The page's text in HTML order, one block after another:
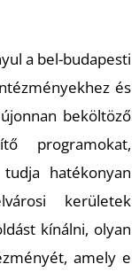
a bel-budapesti
és
beköltöző
programokat,
hatékonyan
kerületek
kínálni, olyan
amely e